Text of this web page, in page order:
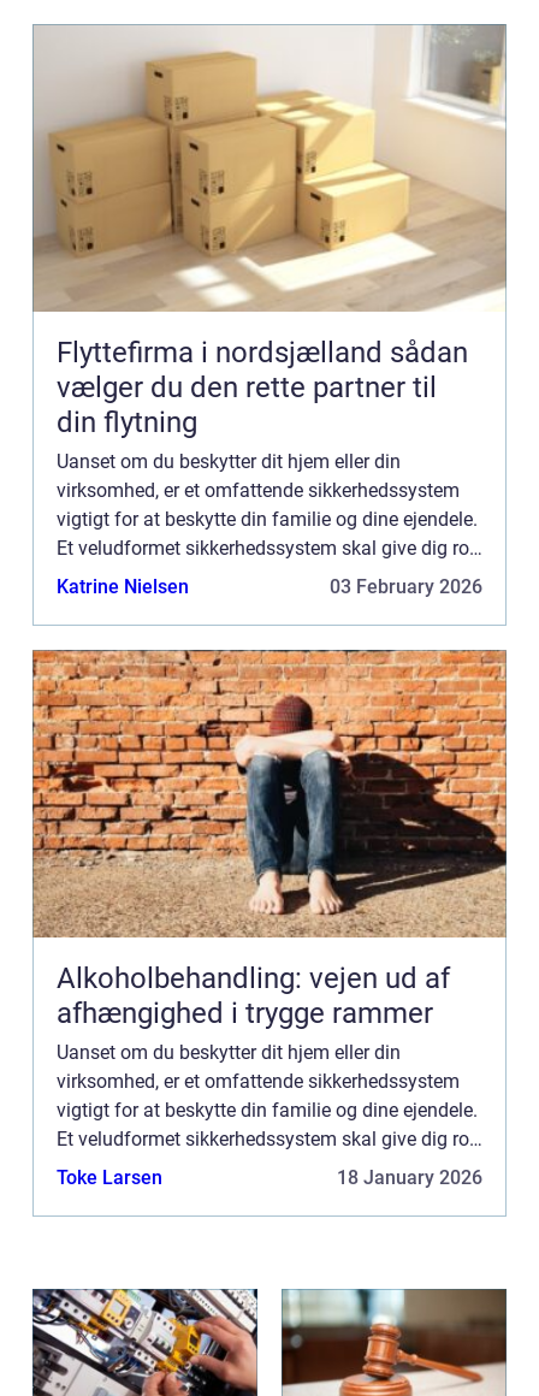
Flyttefirma i nordsjælland sådan
vælger du den rette partner til
din flytning
Uanset om du beskytter dit hjem eller din
virksomhed, er et omfattende sikkerhedssystem
vigtigt for at beskytte din familie og dine ejendele.
Et veludformet sikkerhedssystem skal give dig ro i
sindet ved at afskrække potentielle ubudne
Katrine Nielsen 03 February 2026
Alkoholbehandling: vejen ud af
afhængighed i trygge rammer
Uanset om du beskytter dit hjem eller din
virksomhed, er et omfattende sikkerhedssystem
vigtigt for at beskytte din familie og dine ejendele.
Et veludformet sikkerhedssystem skal give dig ro i
sindet ved at afskrække potentielle ubudne
Toke Larsen 18 January 2026